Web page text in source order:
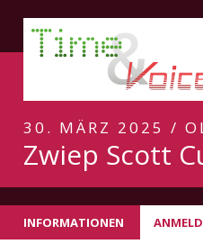
30. MÄRZ 2025 /
Zwiep Scott
INFORMATIONEN